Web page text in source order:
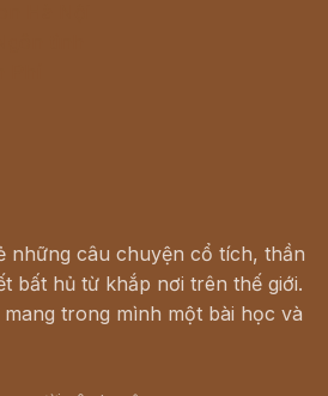
những câu chuyện cổ tích, thần
bất hủ từ khắp nơi trên thế giới.
trong mình một bài học và